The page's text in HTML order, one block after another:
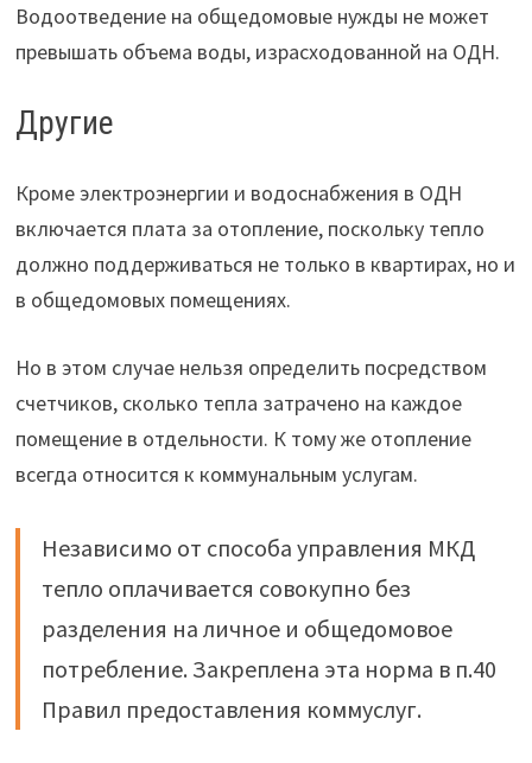
Водоотведение на общедомовые нужды не может
превышать объема воды, израсходованной на ОДН.
Другие
Кроме электроэнергии и водоснабжения в ОДН
включается плата за отопление, поскольку тепло
должно поддерживаться не только в квартирах, но и
в общедомовых помещениях.
Но в этом случае нельзя определить посредством
счетчиков, сколько тепла затрачено на каждое
помещение в отдельности. К тому же отопление
всегда относится к коммунальным услугам.
Независимо от способа управления МКД
тепло оплачивается совокупно без
разделения на личное и общедомовое
потребление. Закреплена эта норма в п.40
Правил предоставления коммуслуг.